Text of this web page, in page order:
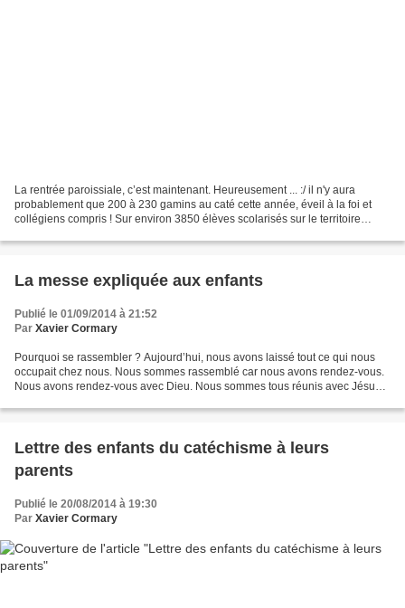
La rentrée paroissiale, c’est maintenant. Heureusement ... :/ il n'y aura
probablement que 200 à 230 gamins au caté cette année, éveil à la foi et
collégiens compris ! Sur environ 3850 élèves scolarisés sur le territoire
La messe expliquée aux enfants
Publié le 01/09/2014 à 21:52
Par Xavier Cormary
Pourquoi se rassembler ? Aujourd’hui, nous avons laissé tout ce qui nous
occupait chez nous. Nous sommes rassemblé car nous avons rendez-vous.
Nous avons rendez-vous avec Dieu. Nous sommes tous réunis avec Jésus
Lettre des enfants du catéchisme à leurs
parents
Publié le 20/08/2014 à 19:30
Par Xavier Cormary